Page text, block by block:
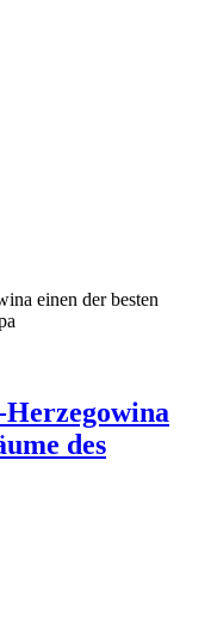
einen der besten
des